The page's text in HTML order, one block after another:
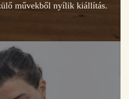
művekből nyílik kiállítás.